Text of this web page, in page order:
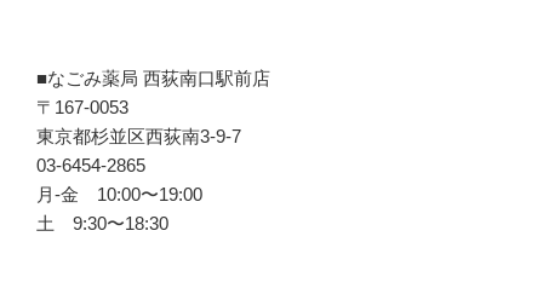
■なごみ薬局 西荻南口駅前店
〒167-0053
東京都杉並区西荻南3-9-7
03-6454-2865
月-金 10:00〜19:00
土 9:30〜18:30